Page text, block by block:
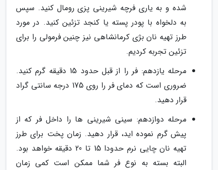
شده و به یاری فرچه شیرینی پزی رومال کنید. سپس
به دلخواه با پودر پسته یا کنجد تزئین کنید. در مورد
طرز تهیه نان بژی کرمانشاهی نیز چنین فرمولی را برای
تزئین تجربه کردیم.
مرحله یازدهم: فر را از قبل حدود 15 دقیقه گرم کنید.
ضروری است که دمای فر را روی 175 درجه سانتی گراد
قرار دهید.
مرحله دوازدهم: سینی شیرینی ها را داخل فر که از
پیش گرم نموده اید، قرار دهید. زمان پخت برای طرز
تهیه نان چایی نرم حدودا 15 تا 20 دقیقه خواهد بود.
البته بسته به نوع فر شما ممکن است کمی زمان